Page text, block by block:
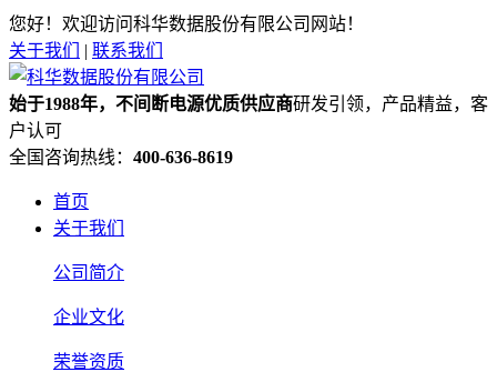
您好！欢迎访问科华数据股份有限公司网站！
关于我们
| 联系我们
始于1988年，不间断电源优质供应商研发引领，产品精益，客
户认可
全国咨询热线： 400-636-8619
首页
关于我们
公司简介
企业文化
荣誉资质